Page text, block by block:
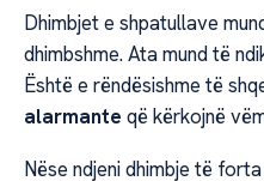
Dhimbjet e shpatullave
dhimbshme. Ata mund të
Është e rëndësishme të
alarmante që kërkojnë
Nëse ndjeni dhimbje të